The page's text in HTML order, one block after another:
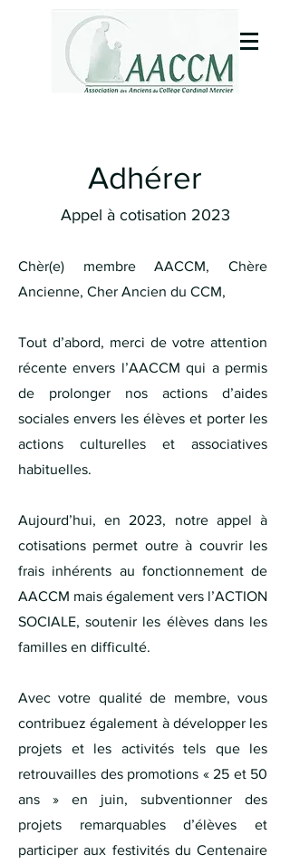
Adhérer
Appel à cotisation 2023
Chèr(e) membre AACCM, Chère
Ancienne, Cher Ancien du CCM,
Tout d’abord, merci de votre attention
récente envers l’AACCM qui a permis
de prolonger nos actions d’aides
sociales envers les élèves et porter les
actions culturelles et associatives
habituelles.
Aujourd’hui, en 2023, notre appel à
cotisations permet outre à couvrir les
frais inhérents au fonctionnement de
AACCM mais également vers l’ACTION
SOCIALE, soutenir les élèves dans les
familles en difficulté.
Avec votre qualité de membre, vous
contribuez également à développer les
projets et les activités tels que les
retrouvailles des promotions « 25 et 50
ans » en juin, subventionner des
projets remarquables d’élèves et
participer aux festivités du Centenaire